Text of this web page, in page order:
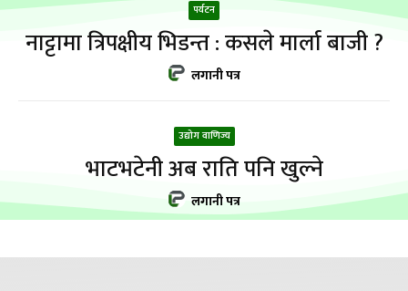
पर्यटन
नाट्टामा त्रिपक्षीय भिडन्त : कसले मार्ला बाजी ?
लगानी पत्र
उद्योग वाणिज्य
भाटभटेनी अब राति पनि खुल्ने
लगानी पत्र